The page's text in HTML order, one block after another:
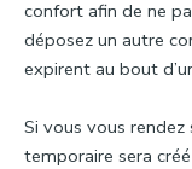
confort afin de ne
déposez un autre
expirent au bout
Si vous vous
temporaire sera